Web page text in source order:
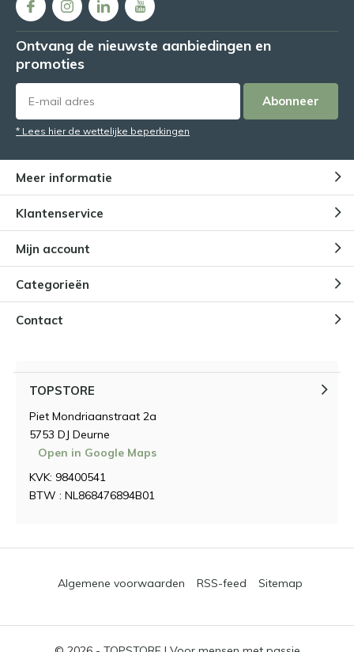
Ontvang de nieuwste aanbiedingen en
promoties
Abonneer
* Lees hier de wettelijke beperkingen
Meer informatie
Klantenservice
Mijn account
Categorieën
Contact
TOPSTORE
Piet Mondriaanstraat 2a
5753 DJ Deurne
Open in Google Maps
KVK: 98400541
BTW : NL868476894B01
Algemene voorwaarden RSS-feed Sitemap